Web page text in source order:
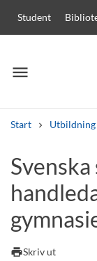
Student
menu
Meny
Start Utbildning
Andra
Kurser och
printSkriv ut